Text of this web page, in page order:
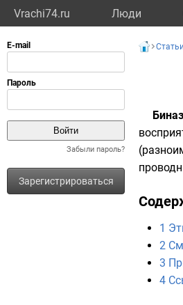
Vrachi74.ru Люди
Забыли пароль?
Зарегистрироваться
Статьи
1
2
3
4